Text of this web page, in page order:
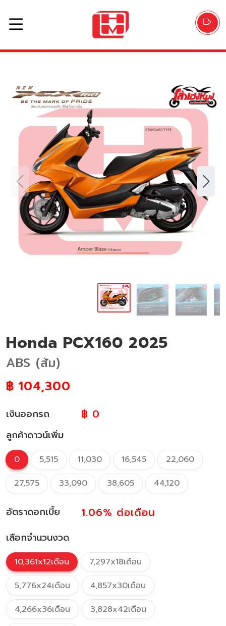
Honda PCX160 2025
ABS (ส้ม)
฿ 104,300
เงินออกรถ ฿ 0
ลูกค้าดาวน์เพิ่ม
0 5,515 11,030 16,545
22,060
27,575
33,090 38,605 44,120
อัตราดอกเบี้ย 1.06% ต่อเดือน
เลือกจำนวนงวด
10,361x12เดือน
7,297x18เดือน
5,776x24เดือน
4,857x30เดือน
4,266x36เดือน
3,828x42เดือน